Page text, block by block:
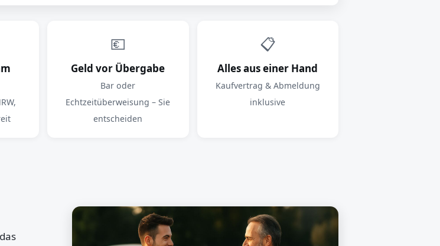
💶
Geld vor Übergabe
Bar oder
Echtzeitüberweisung – Sie
entscheiden
📋
Alles aus einer Hand
Kaufvertrag & Abmeldung
inklusive